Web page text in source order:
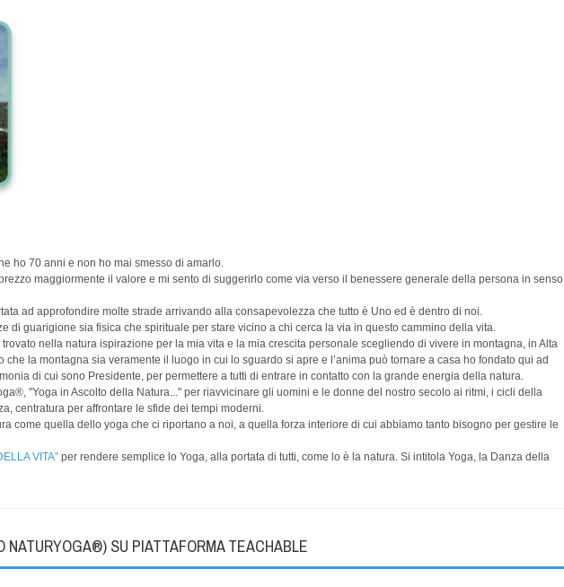
ho 70 anni e non ho mai smesso di amarlo.
maggiormente il valore e mi sento di suggerirlo come via verso il benessere generale della persona in senso
ad approfondire molte strade arrivando alla consapevolezza che tutto è Uno ed è dentro di noi.
di guarigione sia fisica che spirituale per stare vicino a chi cerca la via in questo cammino della vita.
nella natura ispirazione per la mia vita e la mia crescita personale scegliendo di vivere in montagna, in Alta
che la montagna sia veramente il luogo in cui lo sguardo si apre e l’anima può tornare a casa ho fondato qui ad
di cui sono Presidente, per permettere a tutti di entrare in contatto con la grande energia della natura.
"Yoga in Ascolto della Natura..." per riavvicinare gli uomini e le donne del nostro secolo ai ritmi, i cicli della
centratura per affrontare le sfide dei tempi moderni.
come quella dello yoga che ci riportano a noi, a quella forza interiore di cui abbiamo tanto bisogno per gestire le
VITA” per rendere semplice lo Yoga, alla portata di tutti, come lo è la natura. Si intitola Yoga, la Danza della
NATURYOGA®) SU PIATTAFORMA TEACHABLE